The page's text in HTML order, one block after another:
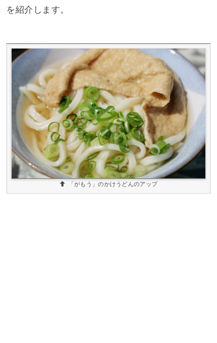
を紹介します。
「がもう」のかけうどんのアップ